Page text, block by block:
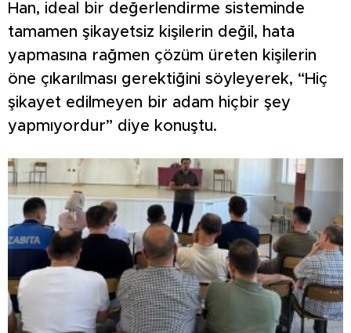
Han, ideal bir değerlendirme sisteminde
tamamen şikayetsiz kişilerin değil, hata
yapmasına rağmen çözüm üreten kişilerin
öne çıkarılması gerektiğini söyleyerek, “Hiç
şikayet edilmeyen bir adam hiçbir şey
yapmıyordur” diye konuştu.